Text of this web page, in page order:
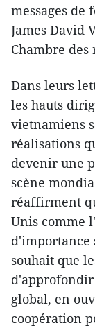
messages de
James David
Chambre
Dans leurs
les hauts
vietnamiens
réalisations
devenir une
scène
réaffirment
Unis comme
d'importance
souhait que
global, en
coopération